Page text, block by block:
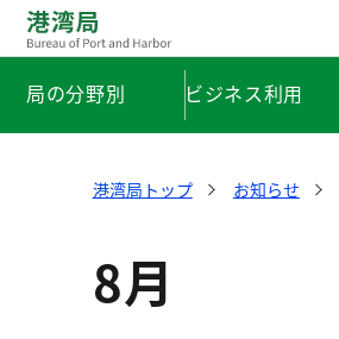
局の分野別 ビジネス利用
港湾局トップ お知らせ
8月